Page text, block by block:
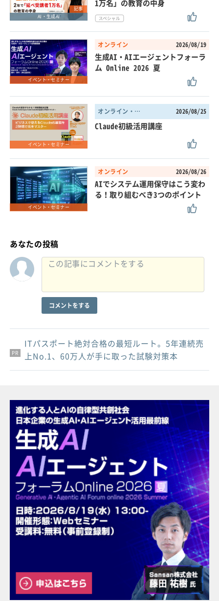
記事
AI・生成AI
1万名」の教育の中身
イベント・セミナー
オンライン 2026/08/19
生成AI・AIエージェントフォーラ
ム Online 2026 夏
イベント・セミナー
オンライン・東京都 2026/08/25
Claude初級活用講座
イベント・セミナー
オンライン 2026/08/26
AIでシステム運用保守はこう変わ
る！取り組むべき3つのポイント
あなたの投稿
コメントをする
PR
PR
PR
ITパスポート絶対合格の最短ルート。5年連続売
上No.1、60万人が手に取った試験対策本